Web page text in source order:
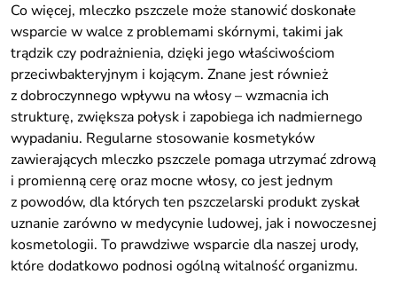
Co więcej, mleczko pszczele może stanowić doskonałe
wsparcie w walce z problemami skórnymi, takimi jak
trądzik czy podrażnienia, dzięki jego właściwościom
przeciwbakteryjnym i kojącym. Znane jest również
z dobroczynnego wpływu na włosy – wzmacnia ich
strukturę, zwiększa połysk i zapobiega ich nadmiernego
wypadaniu. Regularne stosowanie kosmetyków
zawierających mleczko pszczele pomaga utrzymać zdrową
i promienną cerę oraz mocne włosy, co jest jednym
z powodów, dla których ten pszczelarski produkt zyskał
uznanie zarówno w medycynie ludowej, jak i nowoczesnej
kosmetologii. To prawdziwe wsparcie dla naszej urody,
które dodatkowo podnosi ogólną witalność organizmu.